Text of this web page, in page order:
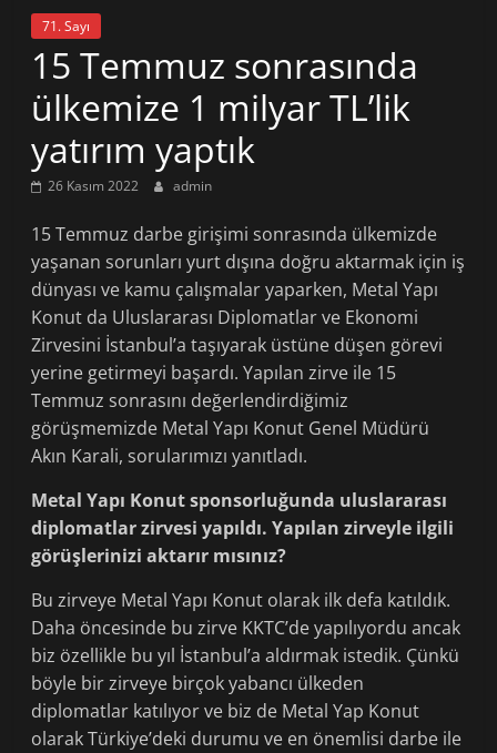
71. Sayı
15 Temmuz sonrasında
ülkemize 1 milyar TL’lik
yatırım yaptık
26 Kasım 2022 admin
15 Temmuz darbe girişimi sonrasında ülkemizde
yaşanan sorunları yurt dışına doğru aktarmak için iş
dünyası ve kamu çalışmalar yaparken, Metal Yapı
Konut da Uluslararası Diplomatlar ve Ekonomi
Zirvesini İstanbul’a taşıyarak üstüne düşen görevi
yerine getirmeyi başardı. Yapılan zirve ile 15
Temmuz sonrasını değerlendirdiğimiz
görüşmemizde Metal Yapı Konut Genel Müdürü
Akın Karali, sorularımızı yanıtladı.
Metal Yapı Konut sponsorluğunda uluslararası
diplomatlar zirvesi yapıldı. Yapılan zirveyle ilgili
görüşlerinizi aktarır mısınız?
Bu zirveye Metal Yapı Konut olarak ilk defa katıldık.
Daha öncesinde bu zirve KKTC’de yapılıyordu ancak
biz özellikle bu yıl İstanbul’a aldırmak istedik. Çünkü
böyle bir zirveye birçok yabancı ülkeden
diplomatlar katılıyor ve biz de Metal Yap Konut
olarak Türkiye’deki durumu ve en önemlisi darbe ile